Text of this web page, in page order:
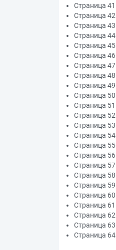
Страница 41
Страница 42
Страница 43
Страница 44
Страница 45
Страница 46
Страница 47
Страница 48
Страница 49
Страница 50
Страница 51
Страница 52
Страница 53
Страница 54
Страница 55
Страница 56
Страница 57
Страница 58
Страница 59
Страница 60
Страница 61
Страница 62
Страница 63
Страница 64